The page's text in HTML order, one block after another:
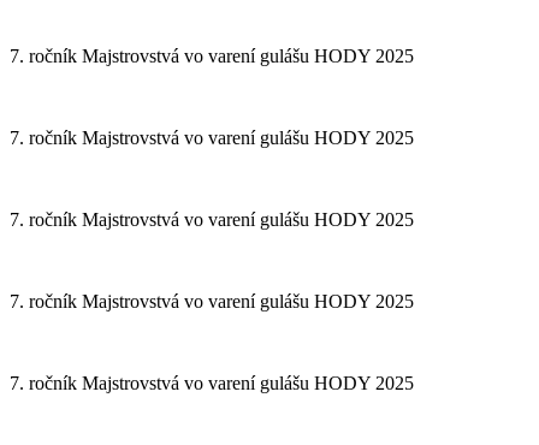
7. ročník Majstrovstvá vo varení gulášu HODY 2025
7. ročník Majstrovstvá vo varení gulášu HODY 2025
7. ročník Majstrovstvá vo varení gulášu HODY 2025
7. ročník Majstrovstvá vo varení gulášu HODY 2025
7. ročník Majstrovstvá vo varení gulášu HODY 2025